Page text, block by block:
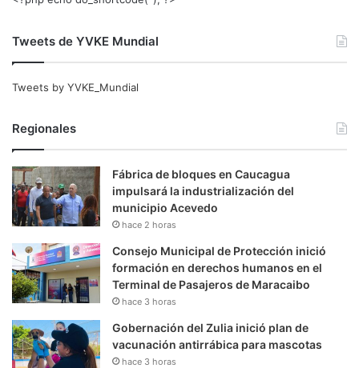
Tweets de YVKE Mundial
Tweets by YVKE_Mundial
Regionales
Fábrica de bloques en Caucagua
impulsará la industrialización del
municipio Acevedo
hace 2 horas
Consejo Municipal de Protección inició
formación en derechos humanos en el
Terminal de Pasajeros de Maracaibo
hace 3 horas
Gobernación del Zulia inició plan de
vacunación antirrábica para mascotas
hace 3 horas